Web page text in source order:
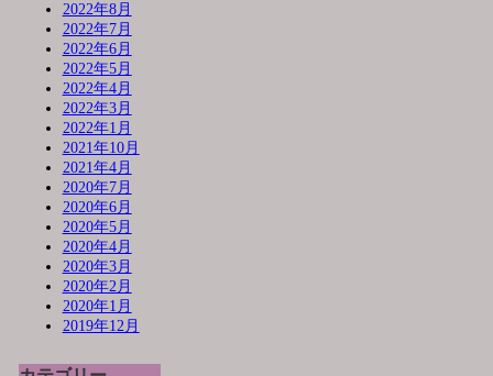
2022年8月
2022年7月
2022年6月
2022年5月
2022年4月
2022年3月
2022年1月
2021年10月
2021年4月
2020年7月
2020年6月
2020年5月
2020年4月
2020年3月
2020年2月
2020年1月
2019年12月